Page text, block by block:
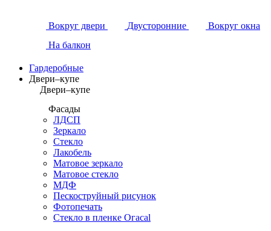
Вокруг двери Двусторонние
Вокруг окна
На балкон
Гардеробные
Двери–купе
Двери–купе
Фасады
ЛДСП
Зеркало
Стекло
Лакобель
Матовое зеркало
Матовое стекло
МДФ
Пескоструйный рисунок
Фотопечать
Стекло в пленке Огасаl